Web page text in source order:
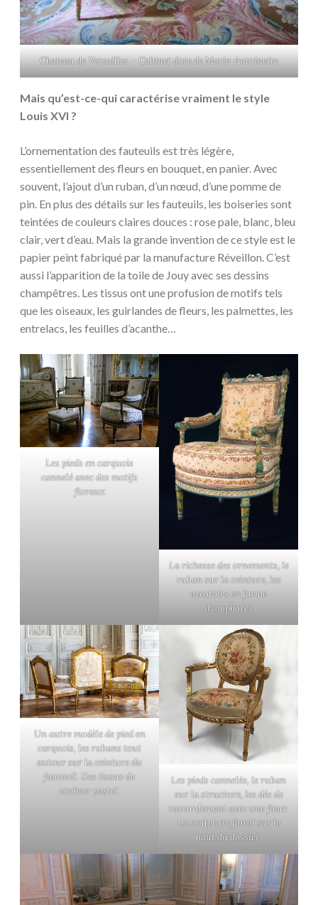
Chateau de Versailles – Cabinet dore de Marie-Antoinette
Mais qu’est-ce-qui caractérise vraiment le style
Louis XVI ?
L’ornementation des fauteuils est très légère,
essentiellement des fleurs en bouquet, en panier. Avec
souvent, l’ajout d’un ruban, d’un nœud, d’une pomme de
pin. En plus des détails sur les fauteuils, les boiseries sont
teintées de couleurs claires douces : rose pale, blanc, bleu
clair, vert d’eau. Mais la grande invention de ce style est le
papier peint fabriqué par la manufacture Réveillon. C’est
aussi l’apparition de la toile de Jouy avec ses dessins
champêtres. Les tissus ont une profusion de motifs tels
que les oiseaux, les guirlandes de fleurs, les palmettes, les
entrelacs, les feuilles d’acanthe…
Les pieds en carquois
cannelé avec des motifs
floraux
La richesse des ornements, le
ruban sur la ceinture, les
accotoirs en forme
d’amphores
Un autre modèle de pied en
carquois, les rubans tout
autour sur la ceinture du
fauteuil. Des tissus de
couleur pastel.
Les pieds cannelés, le ruban
sur la structure, les dés de
raccordement avec une fleur.
La sculpture floral sur le
haut du dossier.